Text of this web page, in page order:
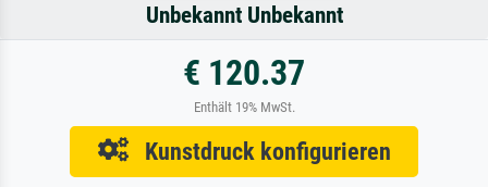
Unbekannt Unbekannt
€ 120.37
Enthält 19% MwSt.
Kunstdruck konfigurieren